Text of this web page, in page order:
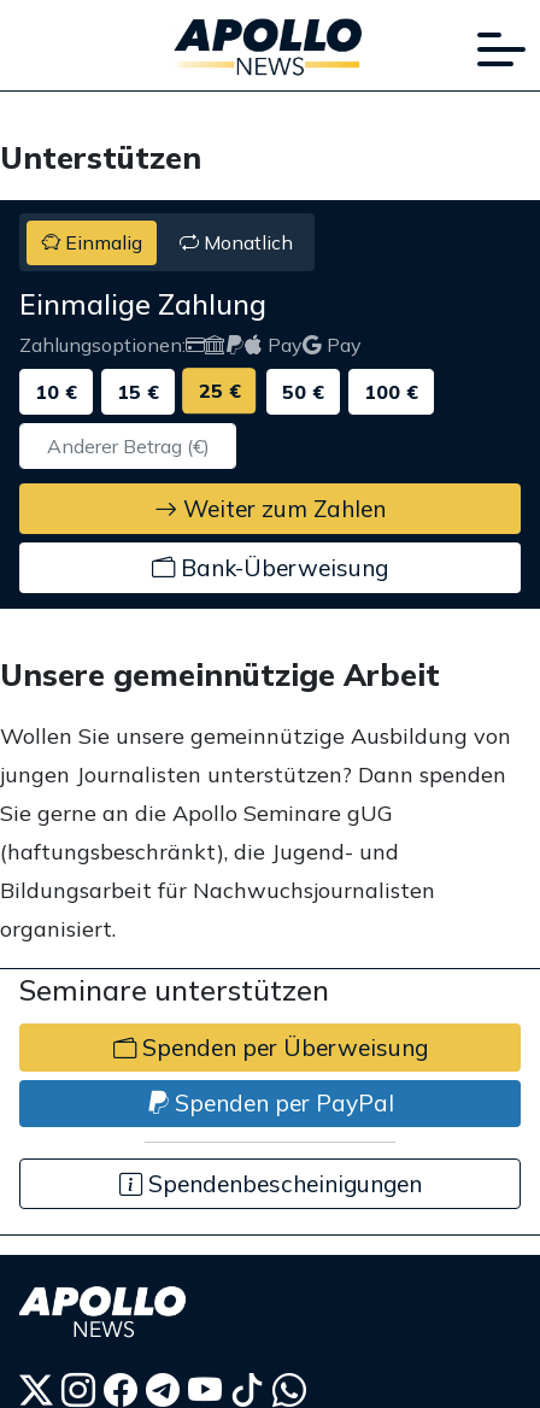
Unterstützen
Einmalig Monatlich
Einmalige Zahlung
Zahlungsoptionen: Pay
Pay
10 €
15 € 25 € 50 € 100 €
Weiter zum Zahlen
Bank-Überweisung
Unsere gemeinnützige Arbeit
Wollen Sie unsere gemeinnützige Ausbildung von
jungen Journalisten unterstützen? Dann spenden
Sie gerne an die Apollo Seminare gUG
(haftungsbeschränkt), die Jugend- und
Bildungsarbeit für Nachwuchsjournalisten
organisiert.
Seminare unterstützen
Spenden per Überweisung
Spenden per PayPal
Spendenbescheinigungen